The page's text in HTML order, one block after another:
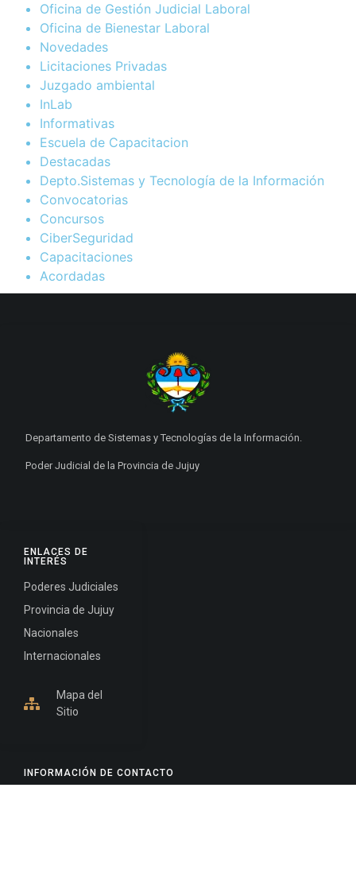
Oficina de Gestión Judicial Laboral
Oficina de Bienestar Laboral
Novedades
Licitaciones Privadas
Juzgado ambiental
InLab
Informativas
Escuela de Capacitacion
Destacadas
Depto.Sistemas y Tecnología de la Información
Convocatorias
Concursos
CiberSeguridad
Capacitaciones
Acordadas
INFORMACIÓN DE CONTACTO
ENLACES DE
INTERÉS
Poderes Judiciales
Provincia de Jujuy
Nacionales
Internacionales
Mapa del
Sitio
Departamento de Sistemas y Tecnologías de la Información.
Poder Judicial de la Provincia de Jujuy